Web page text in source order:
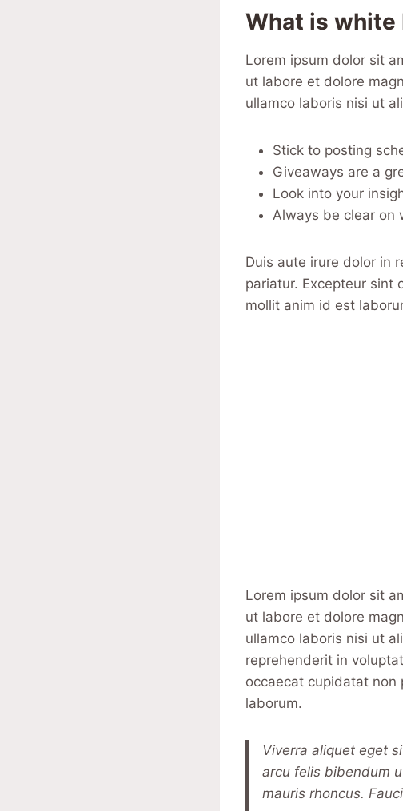
What is white
Lorem ipsum dolor sit
ut labore et dolore
ullamco laboris nisi ut
Stick to posting
Giveaways are a
Look into your
Always be clear on
Duis aute irure dolor in
pariatur. Excepteur sint
mollit anim id est
Lorem ipsum dolor sit
ut labore et dolore
ullamco laboris nisi ut
reprehenderit in
occaecat cupidatat
laborum.
Viverra aliquet eget
arcu felis bibendum
mauris rhoncus.